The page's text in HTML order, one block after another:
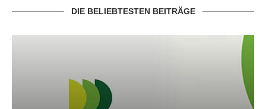
DIE BELIEBTESTEN BEITRÄGE